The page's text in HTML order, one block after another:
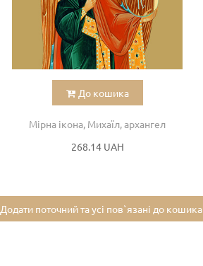
До кошика
Мірна ікона, Михаїл, архангел
268.14 UAH
Додати поточний та усі пов`язані до кошика